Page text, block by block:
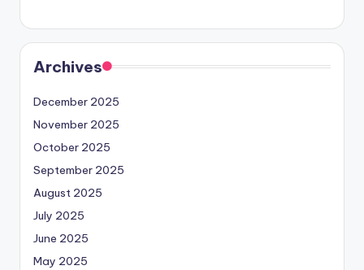
Archives
December 2025
November 2025
October 2025
September 2025
August 2025
July 2025
June 2025
May 2025